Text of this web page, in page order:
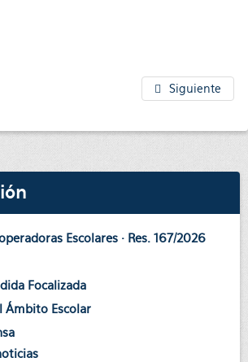
Siguiente
Escolares · Res. 167/2026
Focalizada
Ámbito Escolar